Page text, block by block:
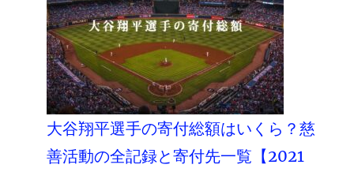
大谷翔平選手の寄付総額はいくら？慈
善活動の全記録と寄付先一覧【2021